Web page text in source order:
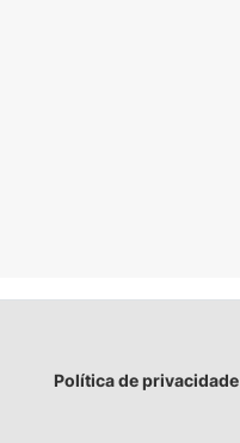
Política de privacidade